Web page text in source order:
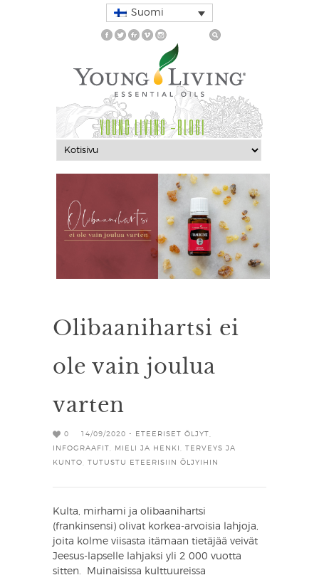
Suomi
YOUNG LIVING -BLOGI
Olibaanihartsi ei
ole vain joulua
varten
0 14/09/2020 - ETEERISET ÖLJYT
INFOGRAAFIT
MIELI JA HENKI
TERVEYS JA
KUNTO
TUTUSTU ETEERISIIN ÖLJYIHIN
Kulta, mirhami ja olibaanihartsi
(frankinsensi) olivat korkea-arvoisia lahjoja,
joita kolme viisasta itämaan tietäjää veivät
Jeesus-lapselle lahjaksi yli 2 000 vuotta
sitten. Muinaisissa kulttuureissa